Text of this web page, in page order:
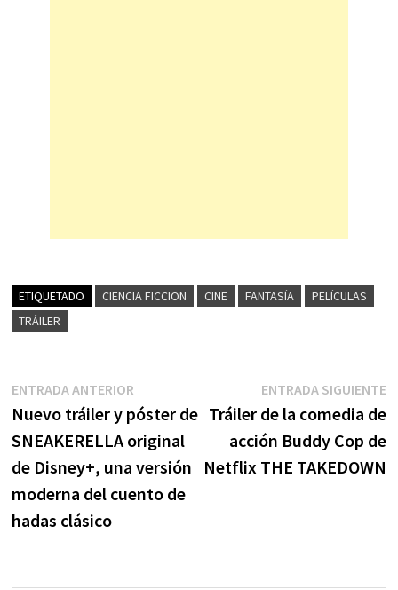
ETIQUETADO CIENCIA FICCION CINE FANTASÍA
PELÍCULAS
TRÁILER
Navegación
de
entradas
ENTRADA ANTERIOREntrada
anterior:
Nuevo tráiler y póster de
SNEAKERELLA original
de Disney+, una versión
moderna del cuento de
hadas clásico
ENTRADA SIGUIENTE
Tráiler de la comedia de
acción Buddy Cop de
Netflix THE TAKEDOWN